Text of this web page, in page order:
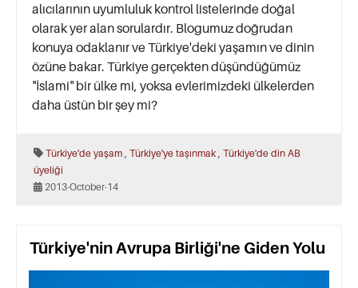
alıcılarının uyumluluk kontrol listelerinde doğal
olarak yer alan sorulardır. Blogumuz doğrudan
konuya odaklanır ve Türkiye'deki yaşamın ve dinin
özüne bakar. Türkiye gerçekten düşündüğümüz
"İslami" bir ülke mi, yoksa evlerimizdeki ülkelerden
daha üstün bir şey mi?
Türkiye'de yaşam Türkiye'ye taşınmak Türkiye'de din AB
üyeliği
2013-October-14
Türkiye'nin Avrupa Birliği'ne Giden Yolu